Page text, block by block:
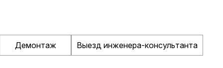
Демонтаж Выезд инженера-консультанта